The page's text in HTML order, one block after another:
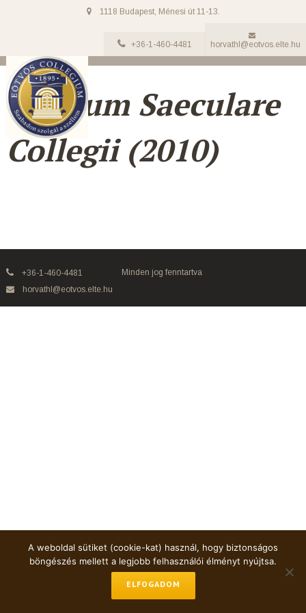
1118 Budapest, Ménesi út 11-13.
+36-1-460-4481 horvathl@eotvos.elte.hu
Lustrum Saeculare
Collegii (2010)
+36-1-460-4481
horvathl@eotvos.elte.hu
Minden jog fenntartva
A weboldal sütiket (cookie-kat) használ, hogy biztonságos
böngészés mellett a legjobb felhasználói élményt nyújtsa.
ELFOGADOM